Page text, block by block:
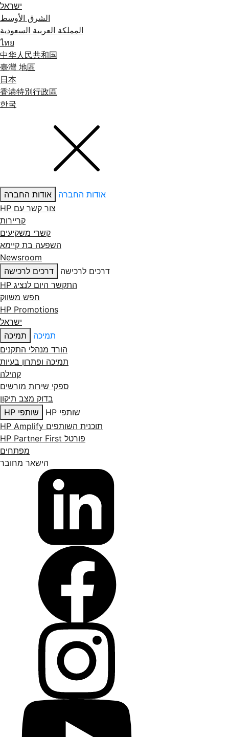
ישראל
الشرق الأوسط
المملكة العربية السعودية
ไทย
中华人民共和国
臺灣 地區
日本
香港特別行政區
한국
אודות החברה
אודות החברה
צור קשר עם ‏HP
קריירות
קשרי משקיעים
השפעה בת קיימא
Newsroom
דרכים לרכישה
דרכים לרכישה
התקשר היום לנציג HP
חפש משווק
HP Promotions
ישראל
תמיכה
תמיכה
הורד מנהלי התקנים
תמיכה ופתרון בעיות
קהילה
ספקי שירות מורשים
בדוק מצב תיקון
שותפי HP
שותפי HP
תוכנית השותפים HP Amplify
פורטל HP Partner First
מפתחים
הישאר מחובר